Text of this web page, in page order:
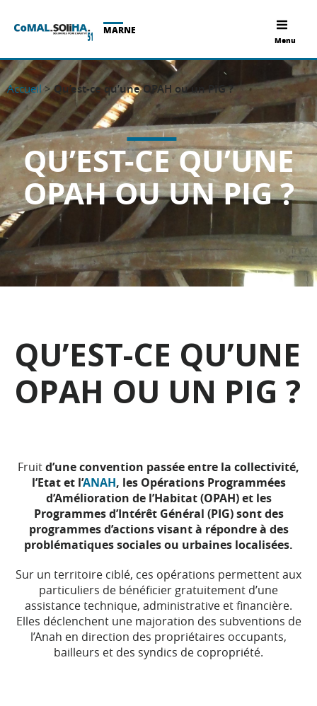
Menu
MARNE
Accueil>Qu’est-ce qu’une OPAH ou un PIG ?
QU’EST-CE QU’UNE
OPAH OU UN PIG ?
QU’EST-CE QU’UNE
OPAH OU UN PIG ?
Fruitd’une convention passée entre la collectivité,
l’Etat et l’ANAH, les Opérations Programmées
d’Amélioration de l’Habitat (OPAH) et les
Programmes d’Intérêt Général (PIG) sont des
programmes d’actions visant à répondre à des
problématiques sociales ou urbaines localisées.
Sur un territoire ciblé, ces opérations permettent aux
particuliers de bénéficier gratuitement d’une
assistance technique, administrative et financière.
Elles déclenchent une majoration des subventions de
l’Anah en direction des propriétaires occupants,
bailleurs et des syndics de copropriété.